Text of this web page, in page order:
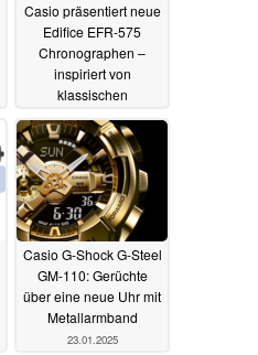
Casio präsentiert neue
Edifice EFR-575
Chronographen –
inspiriert von
klassischen
Sportwagen13.02.2025
Casio G-Shock G-Steel
GM-110: Gerüchte
über eine neue Uhr mit
Metallarmband
23.01.2025